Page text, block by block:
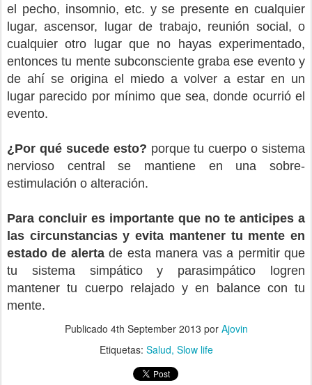
el pecho, insomnio, etc. y se presente en cualquier
lugar, ascensor, lugar de trabajo, reunión social, o
cualquier otro lugar que no hayas experimentado,
entonces tu mente subconsciente graba ese evento y
de ahí se origina el miedo a volver a estar en un
lugar parecido por mínimo que sea, donde ocurrió el
evento.
¿Por qué sucede esto? porque tu cuerpo o sistema
nervioso central se mantiene en una sobre-
estimulación o alteración.
Para concluir es importante que no te anticipes a
las circunstancias y evita mantener tu mente en
estado de alertade esta manera vas a permitir que
tu sistema simpático y parasimpático logren
mantener tu cuerpo relajado y en balance con tu
mente.
Publicado 4th September 2013 por Ajovin
Etiquetas: Salud Slow life